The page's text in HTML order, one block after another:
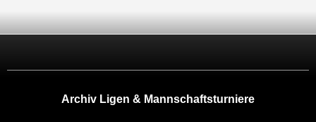
Archiv Ligen & Mannschaftsturniere